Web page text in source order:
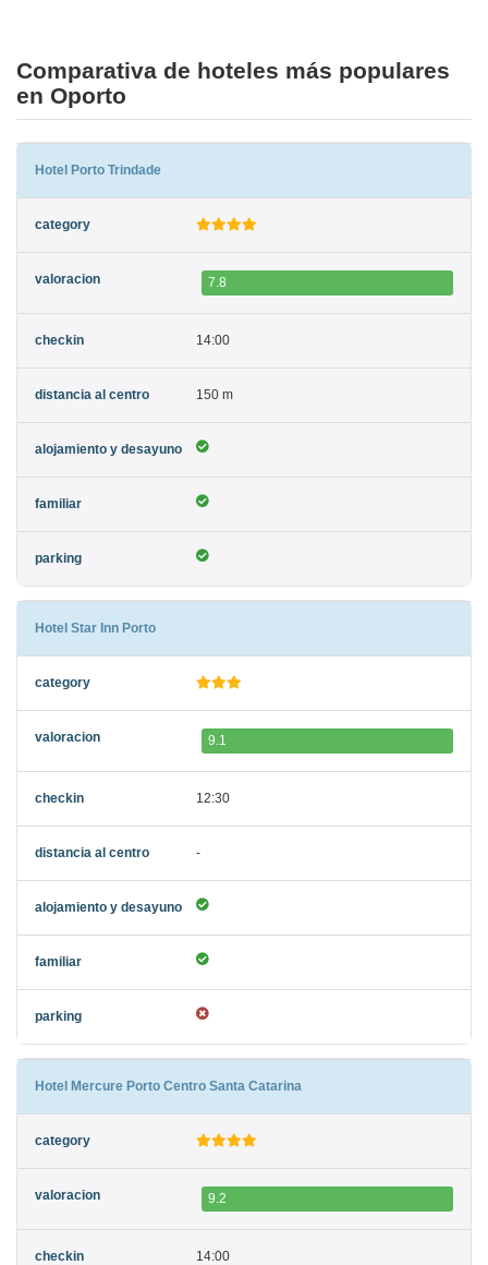
Comparativa de hoteles más populares
en Oporto
Hotel Porto Trindade
7.8
14:00
150 m
Hotel Star Inn Porto
9.1
12:30
-
Hotel Mercure Porto Centro Santa Catarina
9.2
14:00